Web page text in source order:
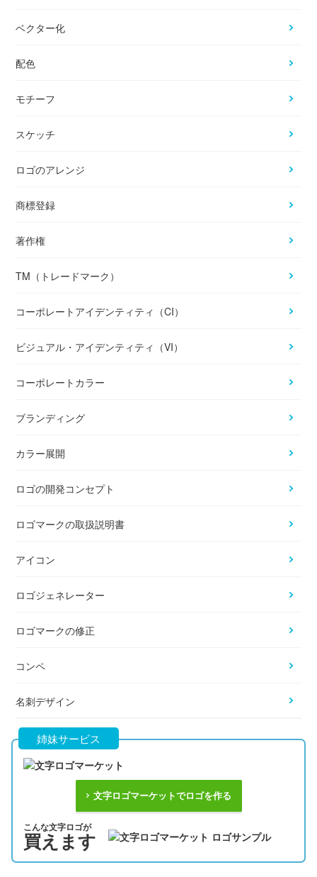
ベクター化
配色
モチーフ
スケッチ
ロゴのアレンジ
商標登録
著作権
TM（トレードマーク）
コーポレートアイデンティティ（CI）
ビジュアル・アイデンティティ（VI）
コーポレートカラー
ブランディング
カラー展開
ロゴの開発コンセプト
ロゴマークの取扱説明書
アイコン
ロゴジェネレーター
ロゴマークの修正
コンペ
名刺デザイン
姉妹サービス
文字ロゴマーケットでロゴを作る
こんな文字ロゴが
買えます